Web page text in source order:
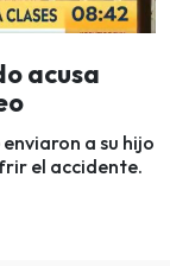
acusa
a su hijo
el accidente.